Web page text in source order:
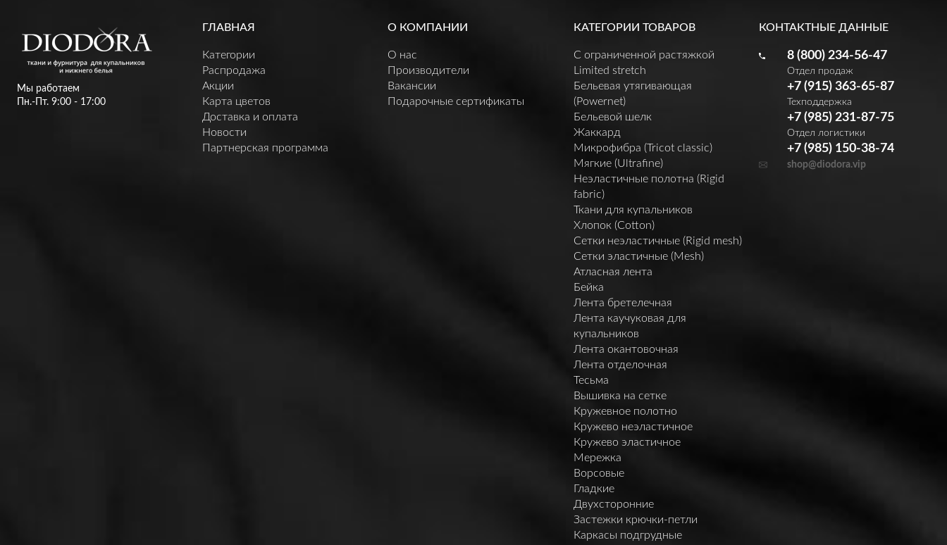
Мы работаем
Пн.-Пт. 9:00 - 17:00
ГЛАВНАЯ
Категории
Распродажа
Акции
Карта цветов
Доставка и оплата
Новости
Партнерская программа
О КОМПАНИИ
О нас
Производители
Вакансии
Подарочные сертификаты
КАТЕГОРИИ ТОВАРОВ
C ограниченной растяжкой
Limited stretch
Бельевая утягивающая
(Powernet)
Бельевой шелк
Жаккард
Микрофибра (Tricot classic)
Мягкие (Ultrafine)
Неэластичные полотна (Rigid
fabric)
Ткани для купальников
Хлопок (Cotton)
Сетки неэластичные (Rigid mesh)
Сетки эластичные (Mesh)
Атласная лента
Бейка
Лента бретелечная
Лента каучуковая для
купальников
Лента окантовочная
Лента отделочная
Тесьма
Вышивка на сетке
Кружевное полотно
Кружево неэластичное
Кружево эластичное
Мережка
Ворсовые
Гладкие
Двухсторонние
Застежки крючки-петли
Каркасы подгрудные
КОНТАКТНЫЕ ДАННЫЕ
8 (800) 234-56-47
Отдел продаж
+7 (915) 363-65-87
Техподдержка
+7 (985) 231-87-75
Отдел логистики
+7 (985) 150-38-74
shop@diodora.vip